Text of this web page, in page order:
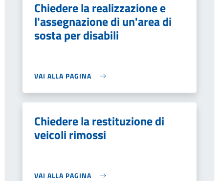
Chiedere la realizzazione e
l'assegnazione di un'area di
sosta per disabili
VAI ALLA PAGINA
Chiedere la restituzione di
veicoli rimossi
VAI ALLA PAGINA